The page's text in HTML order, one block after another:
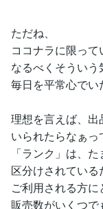
ただね、
ココナラに限っ
なるべくそうい
毎日を平常心でい
理想を言えば、
いられたらなぁっ
「ランク」は、
区分けされている
ご利用される方
販売数がいくつ